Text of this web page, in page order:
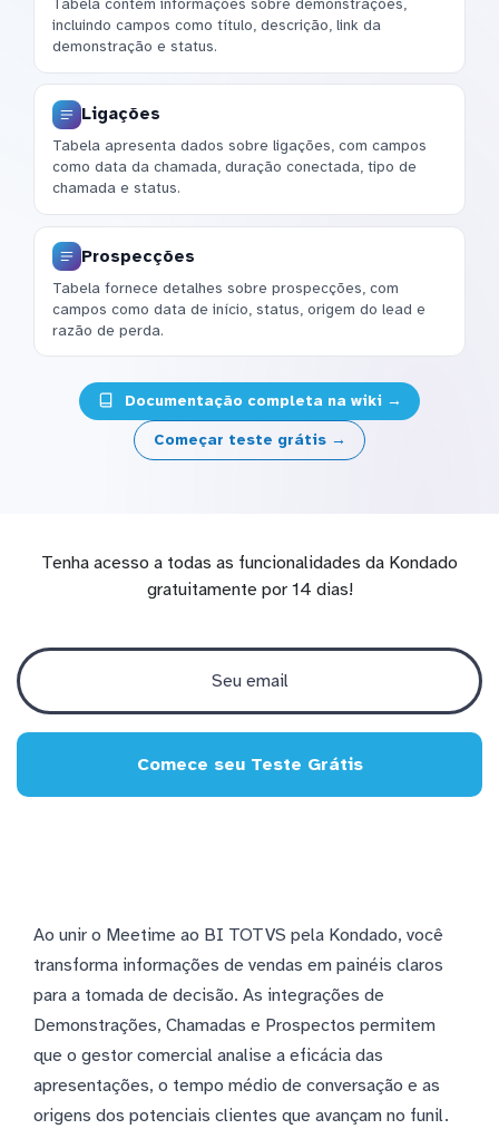
Tabela contém informações sobre demonstrações,
incluindo campos como título, descrição, link da
demonstração e status.
Ligações
Tabela apresenta dados sobre ligações, com campos
como data da chamada, duração conectada, tipo de
chamada e status.
Prospecções
Tabela fornece detalhes sobre prospecções, com
campos como data de início, status, origem do lead e
razão de perda.
Documentação completa na wiki →
Começar teste grátis →
Tenha acesso a todas as funcionalidades da Kondado
gratuitamente por 14 dias!
Comece seu Teste Grátis
Ao unir o Meetime ao BI TOTVS pela Kondado, você
transforma informações de vendas em painéis claros
para a tomada de decisão. As integrações de
Demonstrações, Chamadas e Prospectos permitem
que o gestor comercial analise a eficácia das
apresentações, o tempo médio de conversação e as
origens dos potenciais clientes que avançam no funil.